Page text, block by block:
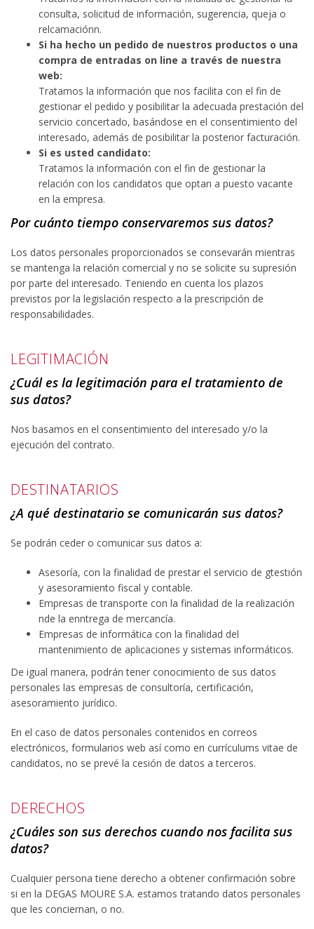
consulta, solicitud de información, sugerencia, queja o
relcamaciónn.
Si ha hecho un pedido de nuestros productos o una
compra de entradas on line a través de nuestra
web:
Tratamos la información que nos facilita con el fin de
gestionar el pedido y posibilitar la adecuada prestación del
servicio concertado, basándose en el consentimiento del
interesado, además de posibilitar la posterior facturación.
Si es usted candidato:
Tratamos la información con el fin de gestionar la
relación con los candidatos que optan a puesto vacante
en la empresa.
Por cuánto tiempo conservaremos sus datos?
Los datos personales proporcionados se consevarán mientras
se mantenga la relación comercial y no se solicite su supresión
por parte del interesado. Teniendo en cuenta los plazos
previstos por la legislación respecto a la prescripción de
responsabilidades.
LEGITIMACIÓN
¿Cuál es la legitimación para el tratamiento de
sus datos?
Nos basamos en el consentimiento del interesado y/o la
ejecución del contrato.
DESTINATARIOS
¿A qué destinatario se comunicarán sus datos?
Se podrán ceder o comunicar sus datos a:
Asesoría, con la finalidad de prestar el servicio de gtestión
y asesoramiento fiscal y contable.
Empresas de transporte con la finalidad de la realización
nde la enntrega de mercancía.
Empresas de informática con la finalidad del
mantenimiento de aplicaciones y sistemas informáticos.
De igual manera, podrán tener conocimiento de sus datos
personales las empresas de consultoría, certificación,
asesoramiento jurídico.
En el caso de datos personales contenidos en correos
electrónicos, formularios web así como en currículums vitae de
candidatos, no se prevé la cesión de datos a terceros.
DERECHOS
¿Cuáles son sus derechos cuando nos facilita sus
datos?
Cualquier persona tiene derecho a obtener confirmación sobre
si en la DEGAS MOURE S.A. estamos tratando datos personales
que les conciernan, o no.